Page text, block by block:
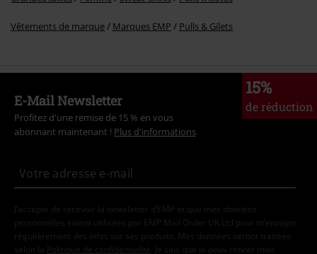
Vêtements de marque Marques EMP Pulls & Gilets
15%
de réduction
E-Mail Newsletter
Profitez d'une remise de 15 % en vous
abonnant maintenant ! Plus d'informations
J’accepte de recevoir la newsletter d’EMP et que mes données
personnelles soient utilisées par EMP Mail Order UK Ltd pour m’envoyer
régulièrement des infos sur ses produits. Mes données seront traitées
selon la
Politique de confidentialité . Je sais que je peux retirer mon